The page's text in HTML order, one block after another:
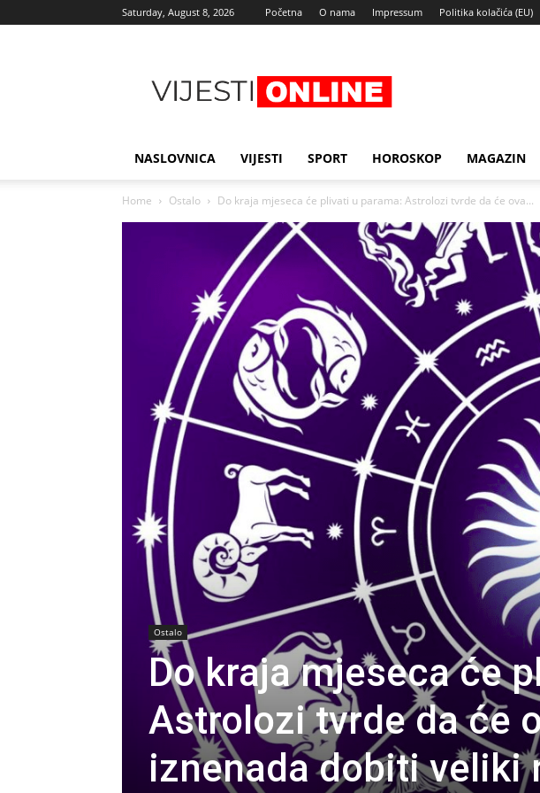
Saturday, August 8, 2026 Početna O nama Impressum Politika kolačića (EU)
vijesti
NASLOVNICA VIJESTI SPORT HOROSKOP MAGAZIN
Home Ostalo Do kraja mjeseca će plivati u parama: Astrolozi tvrde da će ova...
Ostalo
Do kraja mjeseca će
Astrolozi tvrde da će
iznenada dobiti veliki